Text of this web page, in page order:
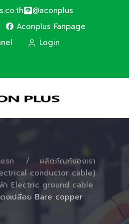
@aconplus
Aconplus Fanpage
Login
รก
ผลิตภัณฑ์ของเรา
conductor cable)
า Electric ground cable
งเปลือย Bare copper